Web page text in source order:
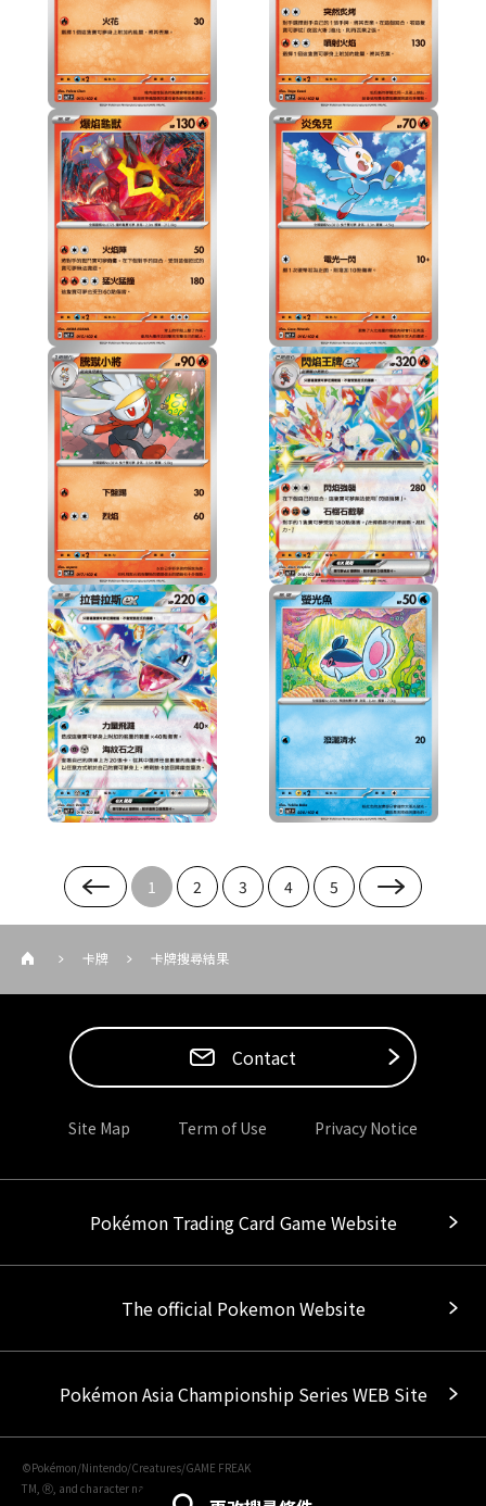
1 2 3 4 5
卡牌 卡牌搜尋結果
Contact
Site Map Term of Use Privacy Notice
Pokémon Trading Card Game Website
The official Pokemon Website
Pokémon Asia Championship Series WEB Site
©Pokémon/Nintendo/Creatures/GAME FREAK
TM, Ⓡ, and character names are trademarks of Nintendo.